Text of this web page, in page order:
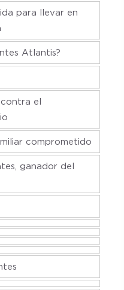
para llevar en
Atlantis?
el
comprometido
ganador del